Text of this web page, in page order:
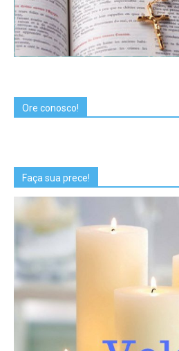
Ore conosco!
Faça sua prece!